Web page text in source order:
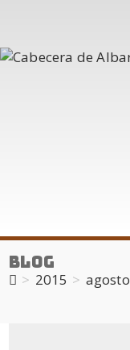
Blog
> 2015 > agosto